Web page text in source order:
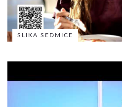
SLIKA SEDMICE